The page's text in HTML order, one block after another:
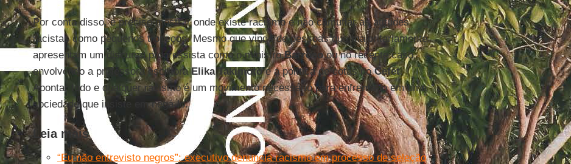
Por conta disso, é preciso mostrar onde existe racismo e não camuflar as atitudes
racistas como pequenos tropeços. Mesmo que vindo de pessoas que majoritariamente
apresentam um discurso progressista como o ministroBarrosoou no recente caso
envolvendo a professora escritoraElika Takimotoe a política de cotas noCefet.
Apontar todo e qualquer racismo é um movimento necessário para enfrentá-lo em uma
sociedade que insiste em negá-lo.
Leia mais
“Eu não entrevisto negros”: executivo denuncia racismo em processo de seleção